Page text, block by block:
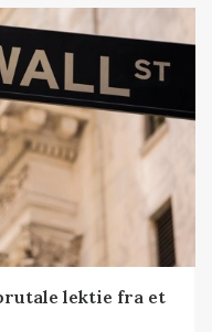
lektie fra et